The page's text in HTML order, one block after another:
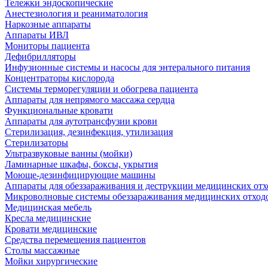
Тележки эндоскопические
Анестезиология и реаниматология
Наркозные аппараты
Аппараты ИВЛ
Мониторы пациента
Дефибрилляторы
Инфузионные системы и насосы для энтерального питания
Концентраторы кислорода
Системы терморегуляции и обогрева пациента
Аппараты для непрямого массажа сердца
Функциональные кровати
Аппараты для аутотрансфузии крови
Стерилизация, дезинфекция, утилизация
Стерилизаторы
Ультразвуковые ванны (мойки)
Ламинарные шкафы, боксы, укрытия
Моюще-дезинфицирующие машины
Аппараты для обеззараживания и деструкции медицинских
Микроволновые системы обеззараживания медицинских
Медицинская мебель
Кресла медицинские
Кровати медицинские
Средства перемещения пациентов
Столы массажные
Мойки хирургические